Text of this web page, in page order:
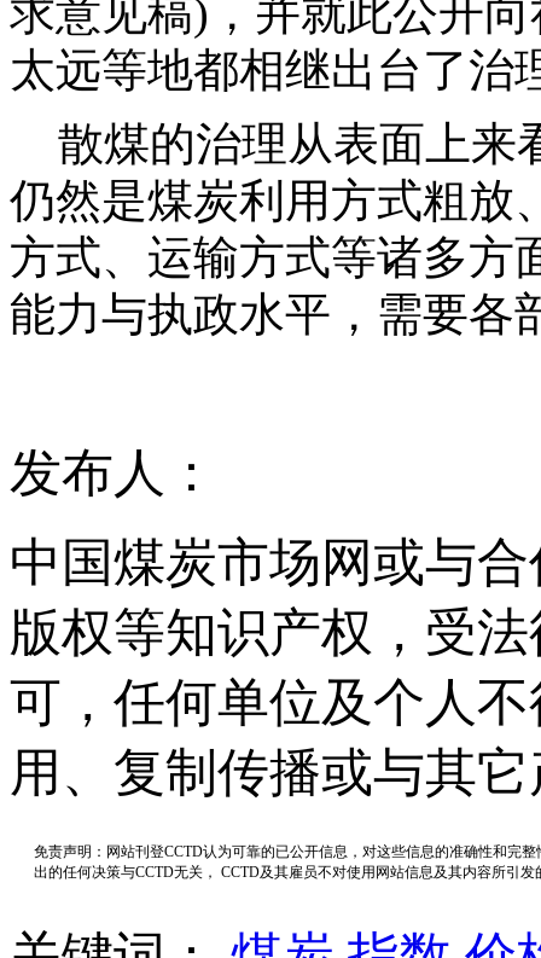
求意见稿)，并就此公开
太远等地都相继出台了治
散煤的治理从表面上来
仍然是煤炭利用方式粗放
方式、运输方式等诸多方
能力与执政水平，需要各
发布人：
中国煤炭市场网或与
版权等知识产权，受
可，任何单位及个人
用、复制传播或与其
免责声明：网站刊登CCTD认为可靠的已公开信息，对这些信息的准确性和完
出的任何决策与CCTD无关， CCTD及其雇员不对使用网站信息及其内容所引